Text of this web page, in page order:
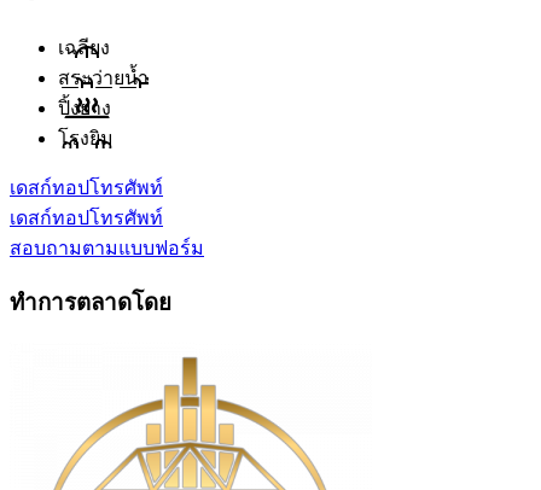
เฉลียง
สระว่ายน้ำ
ปิ้งย่าง
โรงยิม
เดสก์ทอปโทรศัพท์
เดสก์ทอปโทรศัพท์
สอบถามตามแบบฟอร์ม
ทำการตลาดโดย